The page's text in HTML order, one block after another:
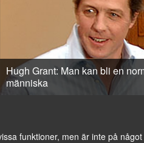
Hugh Grant: Man kan bli en
människa
funktioner, men är inte på